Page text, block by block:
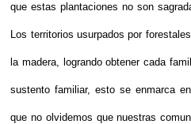
que estas plantaciones no son
Los territorios usurpados por
la madera, logrando obtener cada
sustento familiar, esto se enmarca
que no olvidemos que nuestras